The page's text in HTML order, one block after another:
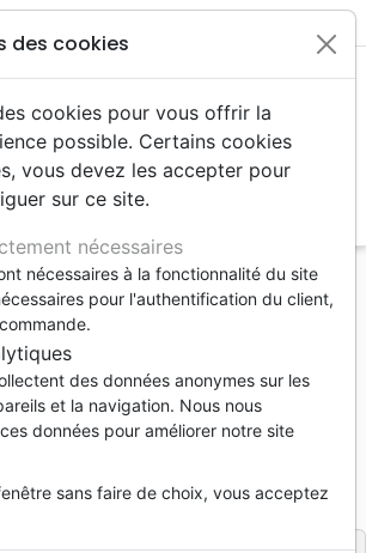
Etude de la Bible
nous change
9782940413515
l'Essentiel
des cookies
cookies pour vous offrir la
possible. Certains cookies
vous devez les accepter pour
sur ce site.
nécessaires
nécessaires à la fonctionnalité du site
pour l'authentification du client,
des données anonymes sur les
et la navigation. Nous nous
données pour améliorer notre site
sans faire de choix, vous acceptez